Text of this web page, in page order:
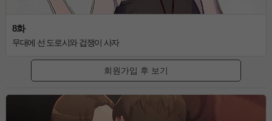
8화
무대에 선 도로시와 겁쟁이 사자
회원가입 후 보기